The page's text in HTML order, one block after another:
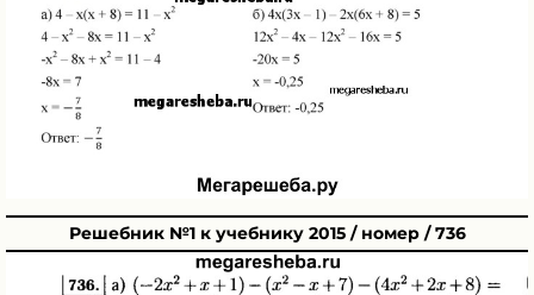
Решебник №1 к учебнику 2015 / номер / 736